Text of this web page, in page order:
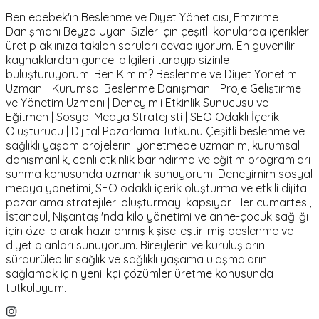
Ben ebebek'in Beslenme ve Diyet Yöneticisi, Emzirme
Danışmanı Beyza Uyan. Sizler için çeşitli konularda içerikler
üretip aklınıza takılan soruları cevaplıyorum. En güvenilir
kaynaklardan güncel bilgileri tarayıp sizinle
buluşturuyorum. Ben Kimim? Beslenme ve Diyet Yönetimi
Uzmanı | Kurumsal Beslenme Danışmanı | Proje Geliştirme
ve Yönetim Uzmanı | Deneyimli Etkinlik Sunucusu ve
Eğitmen | Sosyal Medya Stratejisti | SEO Odaklı İçerik
Oluşturucu | Dijital Pazarlama Tutkunu Çeşitli beslenme ve
sağlıklı yaşam projelerini yönetmede uzmanım, kurumsal
danışmanlık, canlı etkinlik barındırma ve eğitim programları
sunma konusunda uzmanlık sunuyorum. Deneyimim sosyal
medya yönetimi, SEO odaklı içerik oluşturma ve etkili dijital
pazarlama stratejileri oluşturmayı kapsıyor. Her cumartesi,
İstanbul, Nişantaşı'nda kilo yönetimi ve anne-çocuk sağlığı
için özel olarak hazırlanmış kişiselleştirilmiş beslenme ve
diyet planları sunuyorum. Bireylerin ve kuruluşların
sürdürülebilir sağlık ve sağlıklı yaşama ulaşmalarını
sağlamak için yenilikçi çözümler üretme konusunda
tutkuluyum.